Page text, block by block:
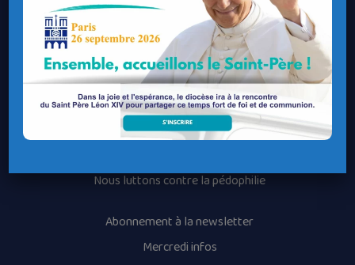
Contacter une permanence
Recrutement
Horaires des messes
Nos paroisses
Les services diocésains
Nous luttons contre la pédophilie
Abonnement à la newsletter
Mercredi infos